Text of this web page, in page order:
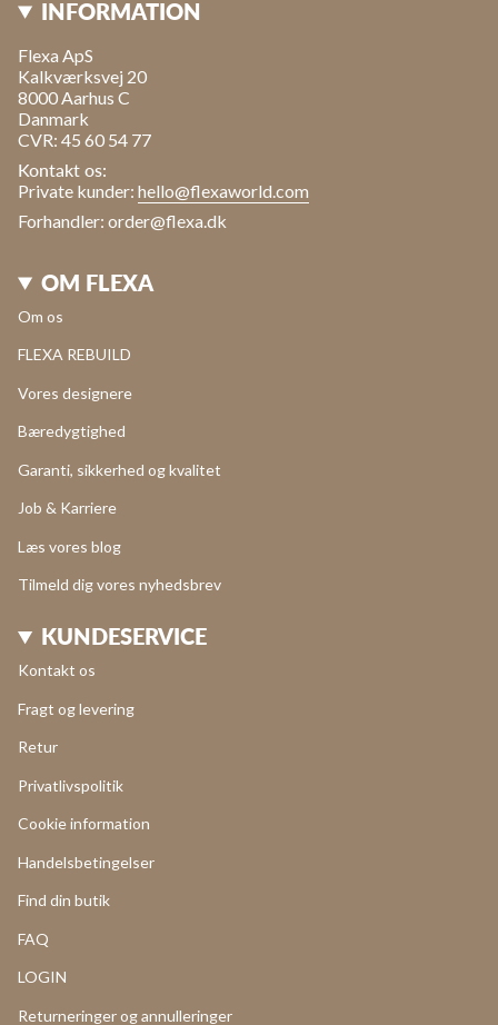
INFORMATION
Flexa ApS
Kalkværksvej 20
8000 Aarhus C
Danmark
CVR: 45 60 54 77
Kontakt os:
Private kunder: hello@flexaworld.com
Forhandler: order@flexa.dk
OM FLEXA
Om os
FLEXA REBUILD
Vores designere
Bæredygtighed
Garanti, sikkerhed og kvalitet
Job & Karriere
Læs vores blog
Tilmeld dig vores nyhedsbrev
KUNDESERVICE
Kontakt os
Fragt og levering
Retur
Privatlivspolitik
Cookie information
Handelsbetingelser
Find din butik
FAQ
LOGIN
Returneringer og annulleringer